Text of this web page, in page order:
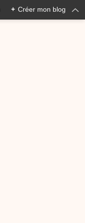
+ Créer mon blog